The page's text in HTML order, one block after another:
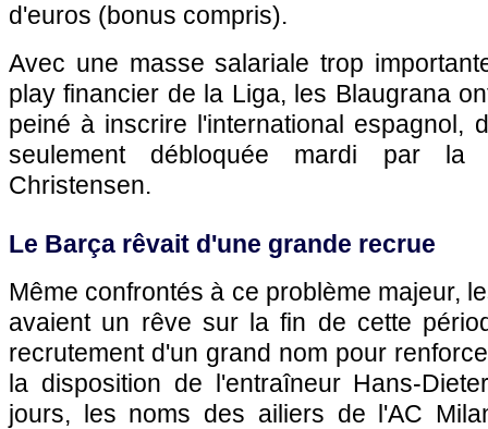
d'euros (bonus compris).
Avec une masse salariale trop
play financier de la Liga, les Blaugrana
peiné à inscrire l'international espagnol,
seulement débloquée mardi par la
Christensen.
Le Barça rêvait d'une grande recrue
Même confrontés à ce problème majeur,
avaient un rêve sur la fin de cette
recrutement d'un grand nom pour
la disposition de l'entraîneur Hans-
jours, les noms des ailiers de l'AC